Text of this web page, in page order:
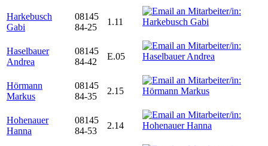
Harkebusch
Gabi
08145
84-25
1.11
Haselbauer
Andrea
08145
84-42
E.05
Hörmann
Markus
08145
84-35
2.15
Hohenauer
Hanna
08145
84-53
2.14